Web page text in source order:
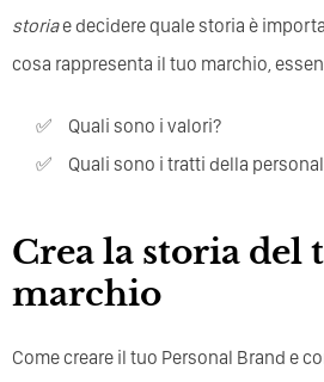
storiae decidere quale storia è
cosa rappresenta il tuo marchio,
Quali sono i valori?
Quali sono i tratti della
Crea la storia del
marchio
Come creare il tuo Personal Brand e